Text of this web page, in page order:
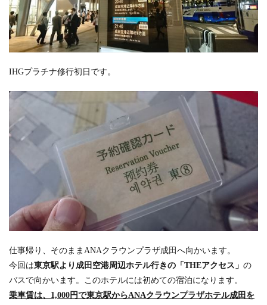
IHGプラチナ修行初日です。
仕事帰り、そのままANAクラウンプラザ成田へ向かいます。
今回は東京駅より成田空港周辺ホテル行きの「THEアクセス」 の
バスで向かいます。このホテルには初めての宿泊になります。
乗車賃は、1,000円で東京駅からANAクラウンプラザホテル成田を